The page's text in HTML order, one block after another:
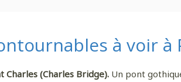
à voir à
Charles (Charles Bridge). Un pont